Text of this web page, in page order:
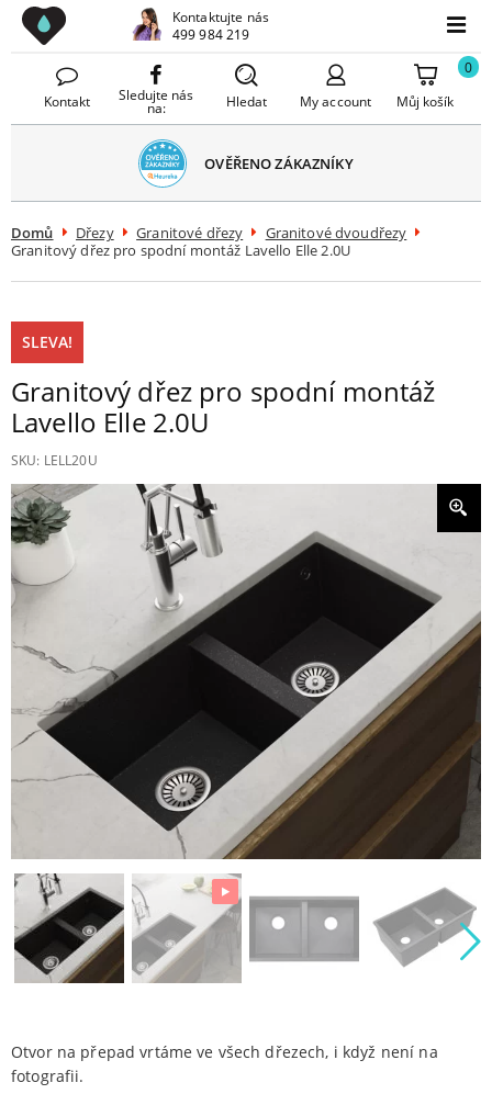
Drezy CZ
Kontaktujte nás
499 984 219
Kontakt Sledujte nás
na: Hledat My account Můj košík
0
OVĚŘENO ZÁKAZNÍKY
Domů Dřezy Granitové dřezy
Granitové dvoudřezy
Granitový dřez pro spodní montáž Lavello Elle 2.0U
Granitový dřez pro spodní montáž
Lavello Elle 2.0U
SLEVA!
SKU: LELL20U
Otvor na přepad vrtáme ve všech dřezech, i když není na
fotografii.